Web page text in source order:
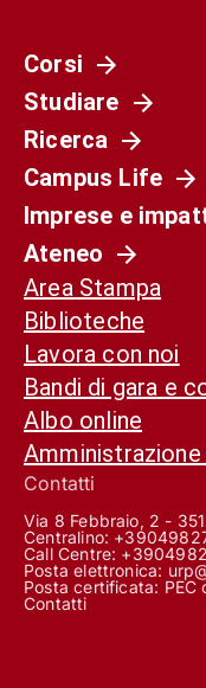
Corsi
Studiare
Ricerca
Campus Life
Imprese e
Ateneo
Area Stampa
Biblioteche
Lavora con noi
Bandi di gara e
Albo online
Contatti
Via 8 Febbraio, 2 -
Centralino:
Call Centre:
Posta elettronica:
Posta certificata: PEC
Contatti